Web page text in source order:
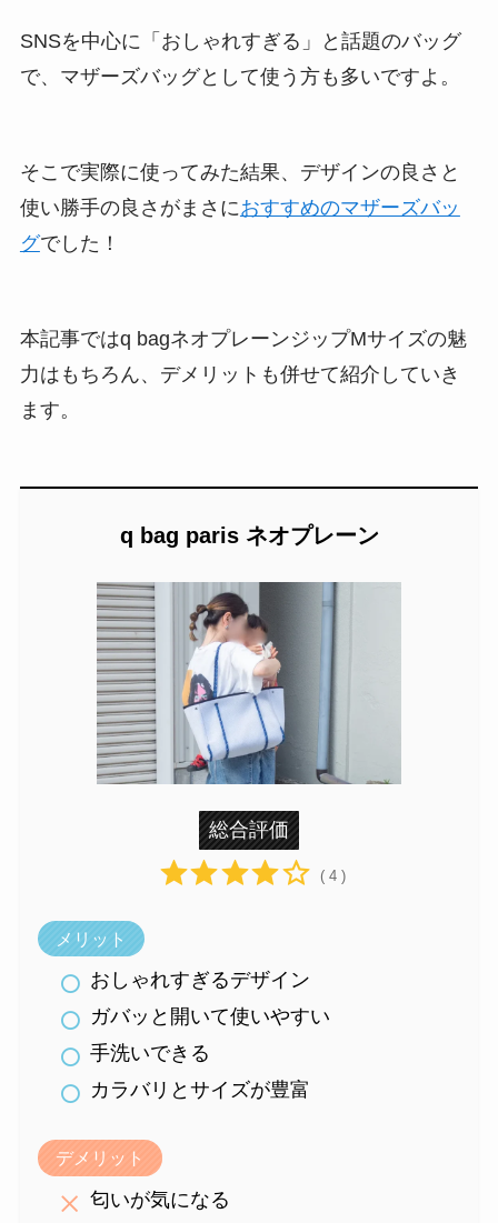
SNSを中心に「おしゃれすぎる」と話題のバッグ
で、マザーズバッグとして使う方も多いですよ。
そこで実際に使ってみた結果、デザインの良さと
使い勝手の良さがまさにおすすめのマザーズバッ
グでした！
本記事ではq bagネオプレーンジップMサイズの魅
力はもちろん、デメリットも併せて紹介していき
ます。
q bag paris ネオプレーン
総合評価
( 4 )
メリット
おしゃれすぎるデザイン
ガバッと開いて使いやすい
手洗いできる
カラバリとサイズが豊富
デメリット
匂いが気になる